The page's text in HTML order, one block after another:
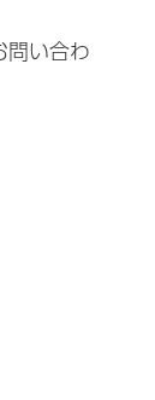
問い合わ